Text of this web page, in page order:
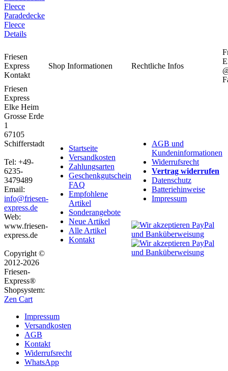
Paradedecke
Fleece
Details
Friesen
Express
Kontakt
Shop Informationen Rechtliche Infos
Friesen
Express
Elke Heim
Grosse Erde
1
67105
Schifferstadt
Tel: +49-
6235-
3479489
Email:
info@friesen-
express.de
Web:
www.friesen-
express.de
Copyright ©
2012-2026
Friesen-
Express®
Shopsystem:
Zen Cart
Startseite
Versandkosten
Zahlungsarten
Geschenkgutschein
FAQ
Empfohlene
Artikel
Sonderangebote
Neue Artikel
Alle Artikel
Kontakt
AGB und
Kundeninformationen
Widerrufsrecht
Vertrag widerrufen
Datenschutz
Batteriehinweise
Impressum
Impressum
Versandkosten
AGB
Kontakt
Widerrufsrecht
WhatsApp